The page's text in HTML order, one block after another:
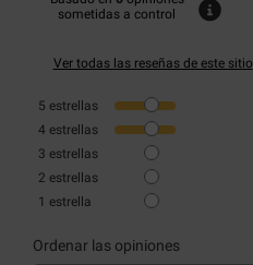
sometidas a control
Ver todas las reseñas de este sitio
5 estrellas
4 estrellas
3 estrellas
2 estrellas
1 estrella
Ordenar las opiniones